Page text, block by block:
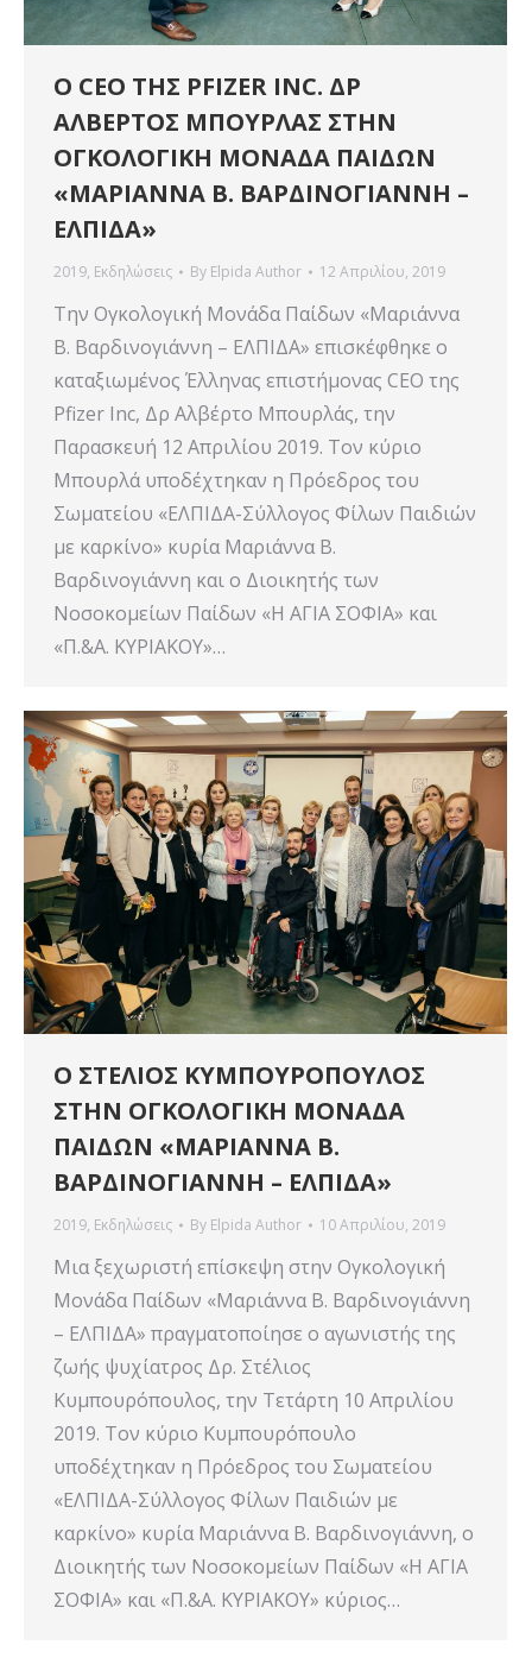
Ο CEO ΤΗΣ PFIZER INC. ΔΡ
ΑΛΒΕΡΤΟΣ ΜΠΟΥΡΛΑΣ ΣΤΗΝ
ΟΓΚΟΛΟΓΙΚΗ ΜΟΝΑΔΑ ΠΑΙΔΩΝ
«ΜΑΡΙΑΝΝΑ Β. ΒΑΡΔΙΝΟΓΙΑΝΝΗ –
ΕΛΠΙΔΑ»
2019, Εκδηλώσεις By Elpida Author 12 Απριλίου, 2019
Την Ογκολογική Μονάδα Παίδων «Μαριάννα
Β. Βαρδινογιάννη – ΕΛΠΙΔΑ» επισκέφθηκε ο
καταξιωμένος Έλληνας επιστήμονας CEO της
Pfizer Inc, Δρ Αλβέρτο Μπουρλάς, την
Παρασκευή 12 Απριλίου 2019. Τον κύριο
Μπουρλά υποδέχτηκαν η Πρόεδρος του
Σωματείου «ΕΛΠΙΔΑ-Σύλλογος Φίλων Παιδιών
με καρκίνο» κυρία Μαριάννα Β.
Βαρδινογιάννη και ο Διοικητής των
Νοσοκομείων Παίδων «Η ΑΓΙΑ ΣΟΦΙΑ» και
«Π.&Α. ΚΥΡΙΑΚΟΥ»…
Ο ΣΤΕΛΙΟΣ ΚΥΜΠΟΥΡΟΠΟΥΛΟΣ
ΣΤΗΝ ΟΓΚΟΛΟΓΙΚΗ ΜΟΝΑΔΑ
ΠΑΙΔΩΝ «ΜΑΡΙΑΝΝΑ Β.
ΒΑΡΔΙΝΟΓΙΑΝΝΗ – ΕΛΠΙΔΑ»
2019, Εκδηλώσεις By Elpida Author 10 Απριλίου, 2019
Μια ξεχωριστή επίσκεψη στην Ογκολογική
Μονάδα Παίδων «Μαριάννα Β. Βαρδινογιάννη
– ΕΛΠΙΔΑ» πραγματοποίησε ο αγωνιστής της
ζωής ψυχίατρος Δρ. Στέλιος
Κυμπουρόπουλος, την Τετάρτη 10 Απριλίου
2019. Τον κύριο Κυμπουρόπουλο
υποδέχτηκαν η Πρόεδρος του Σωματείου
«ΕΛΠΙΔΑ-Σύλλογος Φίλων Παιδιών με
καρκίνο» κυρία Μαριάννα Β. Βαρδινογιάννη, ο
Διοικητής των Νοσοκομείων Παίδων «Η ΑΓΙΑ
ΣΟΦΙΑ» και «Π.&Α. ΚΥΡΙΑΚΟΥ» κύριος…